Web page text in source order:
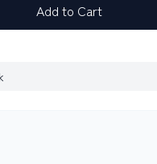
Add to Cart